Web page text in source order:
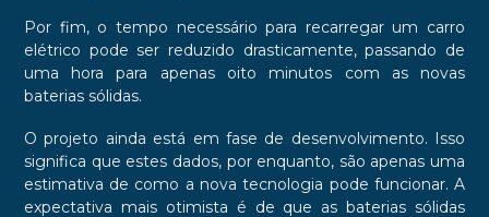
Por fim, o tempo necessário para recarregar um carro
elétrico pode ser reduzido drasticamente, passando de
uma hora para apenas oito minutos com as novas
baterias sólidas.
O projeto ainda está em fase de desenvolvimento. Isso
significa que estes dados, por enquanto, são apenas uma
estimativa de como a nova tecnologia pode funcionar. A
expectativa mais otimista é de que as baterias sólidas